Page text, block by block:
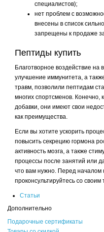
специалистов);
нет проблем с
внесены в список
запрещены к продаже
Пептиды купить
Благотворное воздействие на
улучшение иммунитета, а
травм, позволили пептидам
многих спортсменов. Конечно,
добавки, они имеют свои
как преимущества.
Если вы хотите ускорить
повысить секрецию гормона
активность мозга, а также
процессы после занятий или
что вам нужно. Перед началом
проконсультируйтесь со
Статьи
Дополнительно
Подарочные сертификаты